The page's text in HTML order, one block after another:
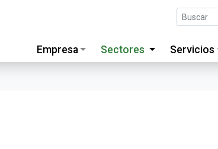
Empresa Sectores Servicios